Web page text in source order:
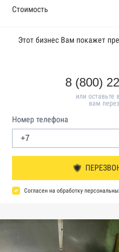
Стоимость
Этот бизнес Вам покажет
8 (800)
или оставьте
вам
Номер телефона
Согласен на обработку